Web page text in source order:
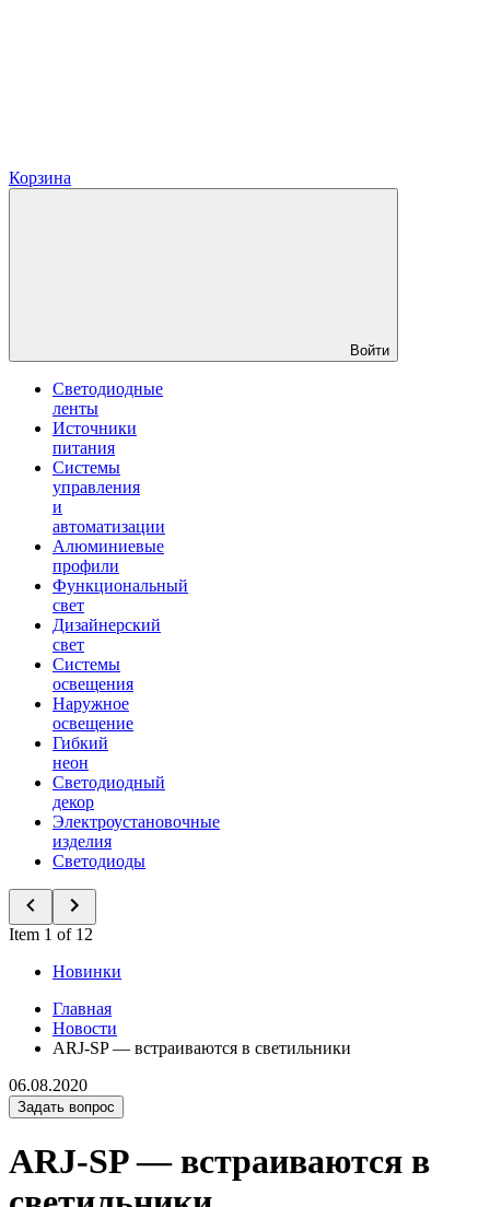
Корзина
Войти
Светодиодные
ленты
Источники
питания
Системы
управления
и
автоматизации
Алюминиевые
профили
Функциональный
свет
Дизайнерский
свет
Системы
освещения
Наружное
освещение
Гибкий
неон
Светодиодный
декор
Электроустановочные
изделия
Светодиоды
Item 1 of 12
Новинки
Главная
Новости
ARJ-SP — встраиваются в светильники
06.08.2020
Задать вопрос
ARJ-SP — встраиваются в